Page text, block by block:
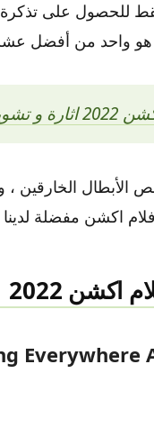
هو واحد من أفضل
و تشويق
الخارقين ،
اكشن مفضلة لدينا
Everywhere